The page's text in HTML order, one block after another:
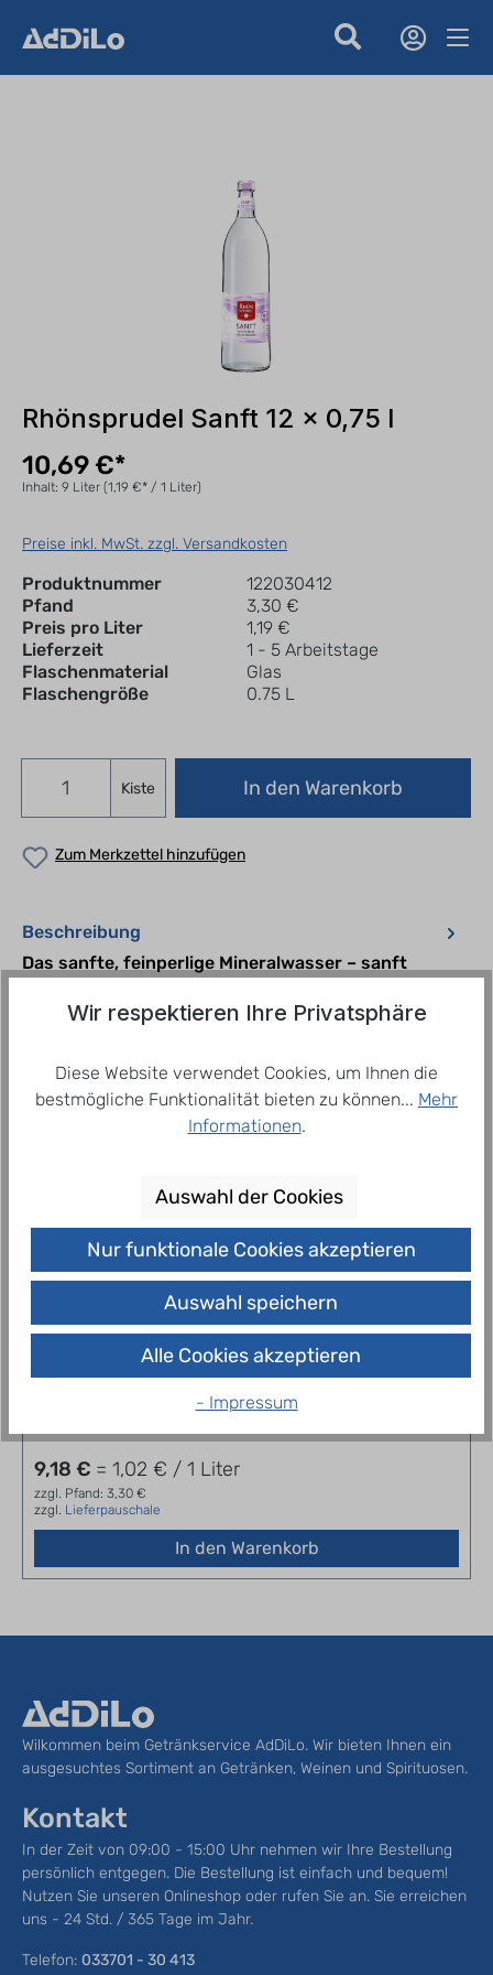
Rhönsprudel Sanft 12 x 0,75 l
10,69 €*
Inhalt: 9 Liter (1,19 €* / 1 Liter)
Preise inkl. MwSt. zzgl. Versandkosten
Produktnummer
122030412
Pfand
3,30 €
Preis pro Liter
1,19 €
Lieferzeit
1 - 5 Arbeitstage
Flaschenmaterial
Glas
Flaschengröße
0.75 L
Kiste In den Warenkorb
Zum Merkzettel hinzufügen
Beschreibung
Das sanfte, feinperlige Mineralwasser – sanft
erfrischend, mit besonders leichter Kohlensäure.
ausgewogen mineralisiert nat… Mehr
Related products
Ensinger Naturelle sanft 12 x 0,75 l
9,18 € = 1,02 € / 1 Liter
zzgl. Pfand: 3,30 €
zzgl. Lieferpauschale
In den Warenkorb
Wilkommen beim Getränkservice AdDiLo. Wir bieten Ihnen ein
ausgesuchtes Sortiment an Getränken, Weinen und Spirituosen.
Kontakt
In der Zeit von 09:00 - 15:00 Uhr nehmen wir Ihre Bestellung
persönlich entgegen. Die Bestellung ist einfach und bequem!
Nutzen Sie unseren Onlineshop oder rufen Sie an. Sie erreichen
uns - 24 Std. / 365 Tage im Jahr.
Telefon: 033701 - 30 413
Wir respektieren Ihre Privatsphäre
Diese Website verwendet Cookies, um Ihnen die
bestmögliche Funktionalität bieten zu können... Mehr
Informationen.
Auswahl der Cookies
Nur funktionale Cookies akzeptieren
Auswahl speichern
Alle Cookies akzeptieren
- Impressum